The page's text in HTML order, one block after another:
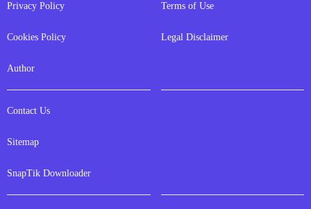
Privacy Policy
Cookies Policy
Author
Terms of Use
Legal Disclaimer
Contact Us
Sitemap
SnapTik Downloader